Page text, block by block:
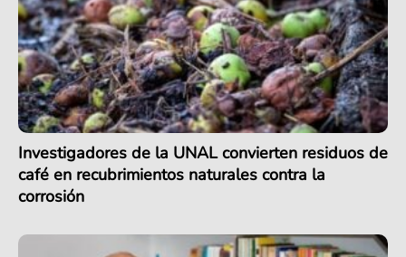
Investigadores de la UNAL convierten residuos de
café en recubrimientos naturales contra la
corrosión